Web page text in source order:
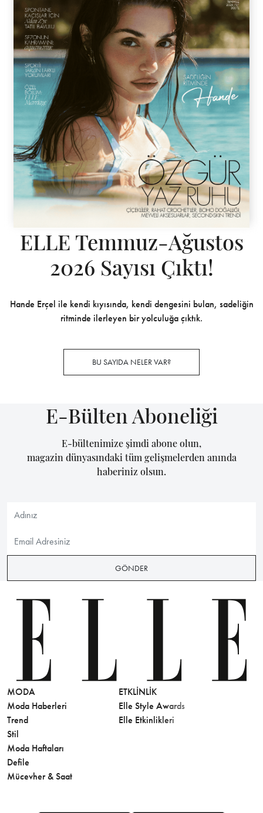
ELLE Temmuz-Ağustos
2026 Sayısı Çıktı!
Hande Erçel ile kendi kıyısında, kendi dengesini bulan, sadeliğin
ritminde ilerleyen bir yolculuğa çıktık.
BU SAYIDA NELER VAR?
E-Bülten Aboneliği
E-bültenimize şimdi abone olun,
magazin dünyasındaki tüm gelişmelerden anında
haberiniz olsun.
GÖNDER
MODA
Moda Haberleri
Trend
Stil
Moda Haftaları
Defile
Mücevher & Saat
ETKLINLIK
Elle Style Awards
Elle Etkinlikleri